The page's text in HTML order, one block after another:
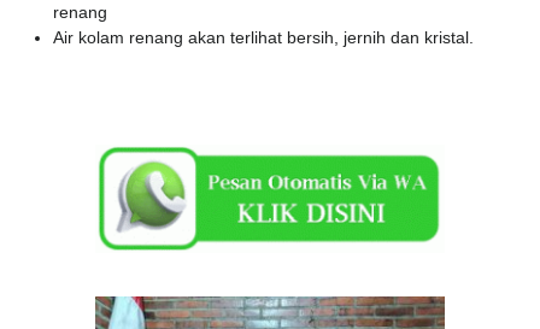
renang
Air kolam renang akan terlihat bersih, jernih dan kristal.